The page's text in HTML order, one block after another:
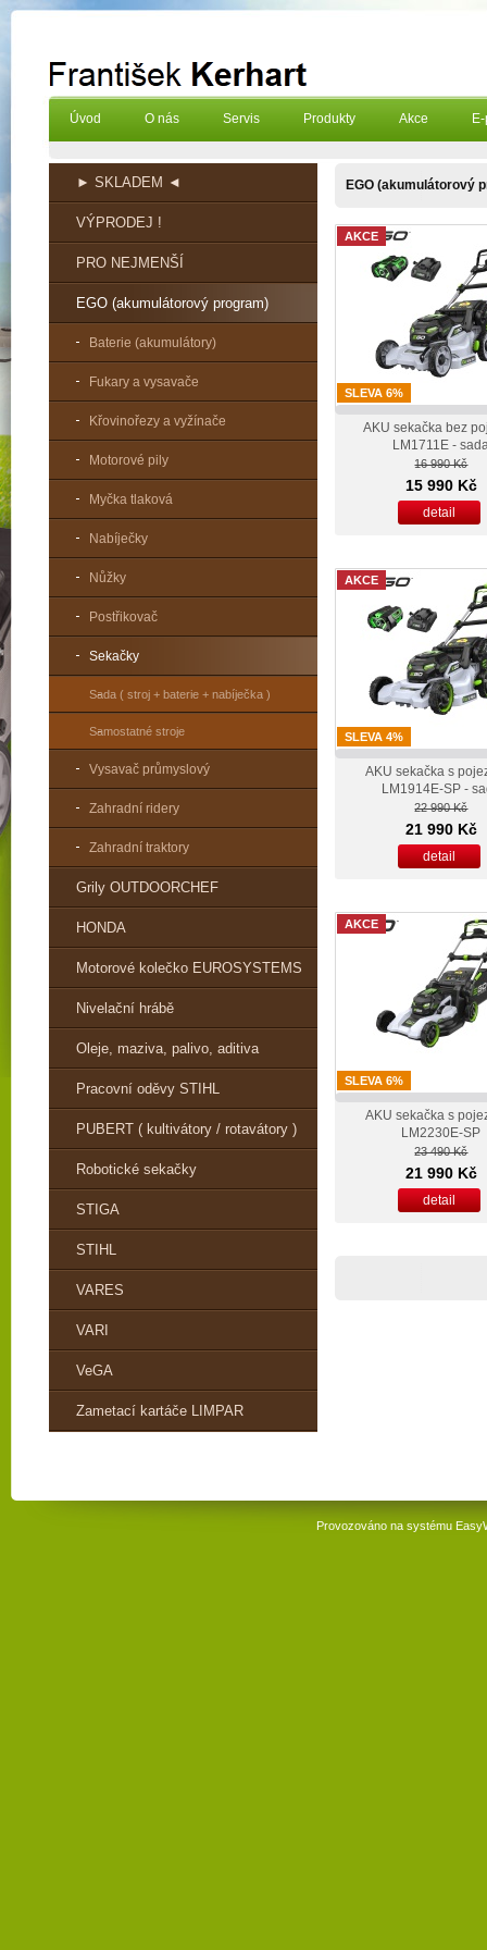
Úvod O nás Servis Produkty Akce
► SKLADEM ◄
VÝPRODEJ !
PRO NEJMENŠÍ
EGO (akumulátorový program)
Baterie (akumulátory)
Fukary a vysavače
Křovinořezy a vyžínače
Motorové pily
Myčka tlaková
Nabíječky
Nůžky
Postřikovač
Sekačky
Sada ( stroj + baterie + nabíječka )
Samostatné stroje
Vysavač průmyslový
Zahradní ridery
Zahradní traktory
Grily OUTDOORCHEF
HONDA
Motorové kolečko EUROSYSTEMS
Nivelační hrábě
Oleje, maziva, palivo, aditiva
Pracovní oděvy STIHL
PUBERT ( kultivátory / rotavátory )
Robotické sekačky
STIGA
STIHL
VARES
VARI
VeGA
Zametací kartáče LIMPAR
EGO (akumulátorový
SLEVA 6%
AKCE
AKU sekačka bez
LM1711E -
16 990 Kč
15 990 Kč
detail
SLEVA 4%
AKCE
AKU sekačka s
LM1914E-SP -
22 990 Kč
21 990 Kč
detail
SLEVA 6%
AKCE
AKU sekačka s
LM2230E-SP
23 490 Kč
21 990 Kč
detail
Provozováno na systému